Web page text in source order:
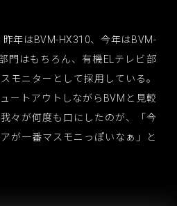
年はBVM-HX310、今年はBVM-
門はもちろん、有機ELテレビ部
モニターとして採用している。
ートアウトしながらBVMと見較
々が何度も口にしたのが、「今
が一番マスモニっぽいなぁ」と